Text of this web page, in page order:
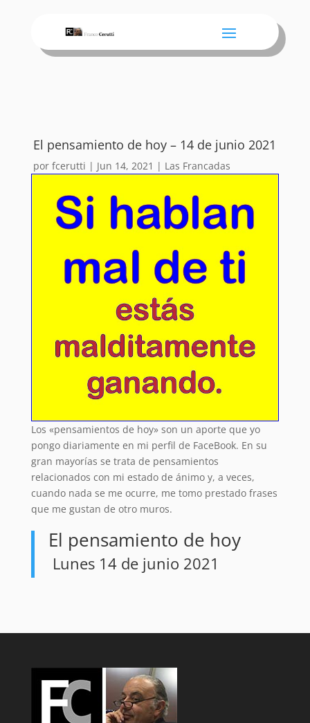
El pensamiento de hoy – 14 de junio 2021
porfcerutti | Jun 14, 2021 | Las Francadas
Los «pensamientos de hoy» son un aporte que yo
pongo diariamente en mi perfil de FaceBook. En su
gran mayorías se trata de pensamientos
relacionados con mi estado de ánimo y, a veces,
cuando nada se me ocurre, me tomo prestado frases
que me gustan de otro muros.
El pensamiento de hoy
Lunes 14 de junio 2021